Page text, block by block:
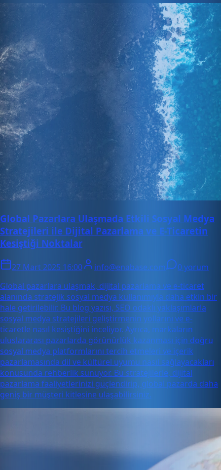
Global Pazarlara Ulaşmada Etkili Sosyal Medya
Stratejileri ile Dijital Pazarlama ve E-Ticaretin
Kesiştiği Noktalar
27 Mart 2025 16:00 info@enabase.com
0 yorum
Global pazarlara ulaşmak, dijital pazarlama ve e-ticaret
alanında stratejik sosyal medya kullanımıyla daha etkin bir
hale getirilebilir. Bu blog yazısı, SEO odaklı yaklaşımlarla
sosyal medya stratejileri geliştirmenin yollarını ve e-
ticaretle nasıl kesiştiğini inceliyor. Ayrıca, markaların
uluslararası pazarlarda görünürlük kazanması için doğru
sosyal medya platformlarını tercih etmeleri ve içerik
pazarlamasında dil ve kültürel uyumu nasıl sağlayacakları
konusunda rehberlik sunuyor. Bu stratejilerle, dijital
pazarlama faaliyetlerinizi güçlendirip, global pazarda daha
geniş bir müşteri kitlesine ulaşabilirsiniz.